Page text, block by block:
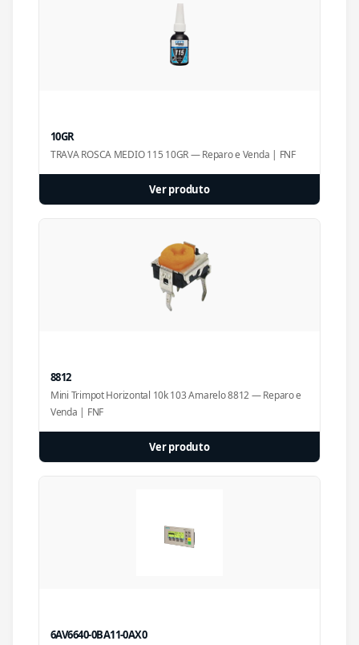
10GR
TRAVA ROSCA MEDIO 115 10GR — Reparo e Venda | FNF
Ver produto
8812
Mini Trimpot Horizontal 10k 103 Amarelo 8812 — Reparo e
Venda | FNF
Ver produto
6AV6640-0BA11-0AX0